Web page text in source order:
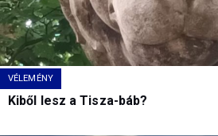
VÉLEMÉNY
Kiből lesz a Tisza-báb?